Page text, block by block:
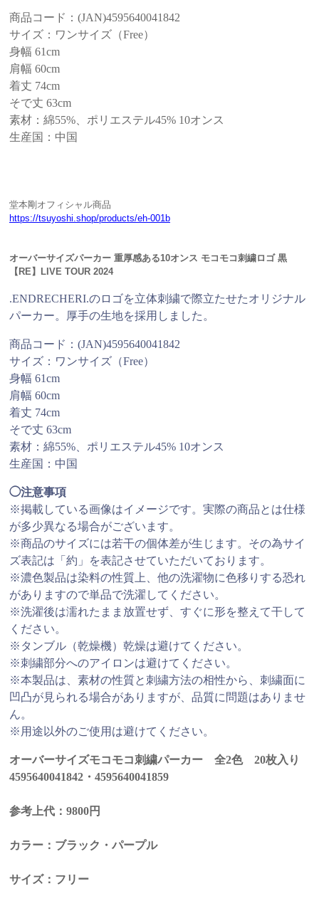
商品コード： (JAN)4595640041842
サイズ：ワンサイズ（Free）
身幅 61cm
肩幅 60cm
着丈 74cm
そで丈 63cm
素材：綿55% 、ポリエステル45% 10オンス
生産国：中国
堂本剛オフィシャル商品
https://tsuyoshi.shop/products/eh-001b
オーバーサイズパーカー 重厚感ある10オンス モコモコ刺繍ロゴ 黒
【RE】LIVE TOUR 2024
.ENDRECHERI.のロゴを立体刺繍で際立たせたオリジナル
パーカー。厚手の生地を採用しました。
商品コード：(JAN)4595640041842
サイズ：ワンサイズ（Free）
身幅 61cm
肩幅 60cm
着丈 74cm
そで丈 63cm
素材：綿55%、ポリエステル45% 10オンス
生産国：中国
◯注意事項
※掲載している画像はイメージです。実際の商品とは仕様
が多少異なる場合がございます。
※商品のサイズには若干の個体差が生じます。その為サイ
ズ表記は「約」を表記させていただいております。
※濃色製品は染料の性質上、他の洗濯物に色移りする恐れ
がありますので単品で洗濯してください。
※洗濯後は濡れたまま放置せず、すぐに形を整えて干して
ください。
※タンブル（乾燥機）乾燥は避けてください。
※刺繍部分へのアイロンは避けてください。
※本製品は、素材の性質と刺繍方法の相性から、刺繍面に
凹凸が見られる場合がありますが、品質に問題はありませ
ん。
※用途以外のご使用は避けてください。
オーバーサイズモコモコ刺繍パーカー 全2色 20枚入り
4595640041842・4595640041859
参考上代：9800円
カラー：ブラック・パープル
サイズ：フリー